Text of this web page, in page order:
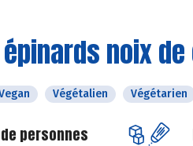
noix
Végétalien Végétarien
personnes